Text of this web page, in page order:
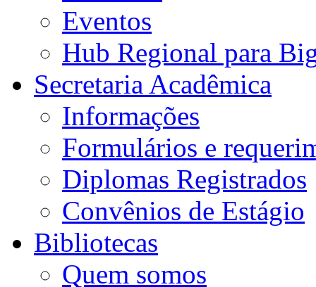
Eventos
Hub Regional para
Secretaria Acadêmica
Informações
Formulários e
Diplomas Registrados
Convênios de Estágio
Bibliotecas
Quem somos